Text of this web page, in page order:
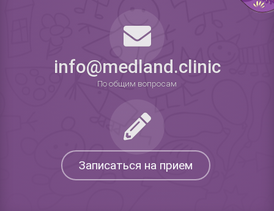
info@medland.clinic
По общим вопросам
Записаться на прием